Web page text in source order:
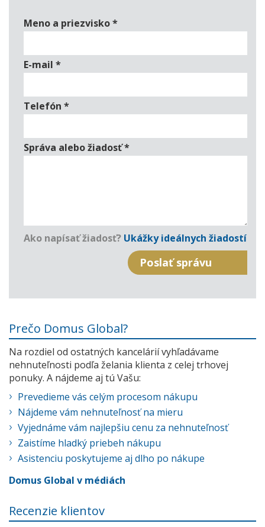
Meno a priezvisko*
E-mail *
Telefón *
Správa alebo žiadosť*
Ako napísať žiadosť? Ukážky ideálnych žiadostí
Prečo Domus Global?
Na rozdiel od ostatných kancelárií vyhľadávame
nehnuteľnosti podľa želania klienta z celej trhovej
ponuky. A nájdeme aj tú Vašu:
Prevedieme vás celým procesom nákupu
Nájdeme vám nehnuteľnosť na mieru
Vyjednáme vám najlepšiu cenu za nehnuteľnosť
Zaistíme hladký priebeh nákupu
Asistenciu poskytujeme aj dlho po nákupe
Domus Global v médiách
Recenzie klientov